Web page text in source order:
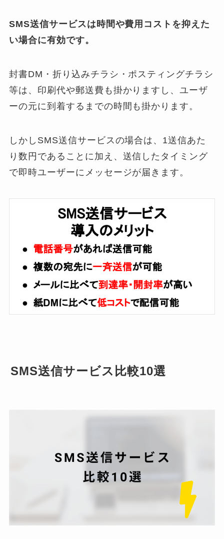
SMS送信サービスは時間や費用コストを抑えた
い場合に有効です。
封書DM・折り込みチラシ・ポスティングチラシ
等は、印刷代や郵送費も掛かりますし、ユーザ
ーの元に到着するまでの時間も掛かります。
しかし SMS送信サービスの場合は、1送信あた
り数円であることに加え、送信したタイミング
で即時ユーザーにメッセージが届きます。
SMS送信サービス比較10選